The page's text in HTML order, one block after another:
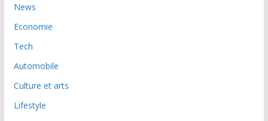
News
Economie
Tech
Automobile
Culture et arts
Lifestyle